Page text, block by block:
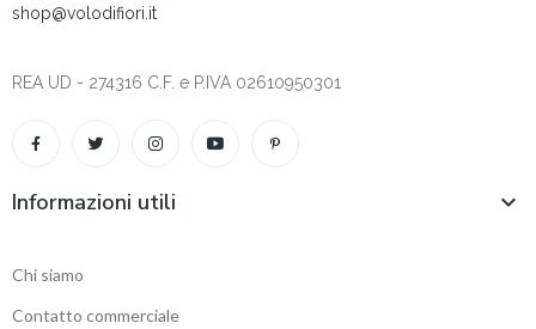
shop@volodifiori.it
REA UD - 274316 C.F. e P.IVA 02610950301
Informazioni utili 
Chi siamo
Contatto commerciale